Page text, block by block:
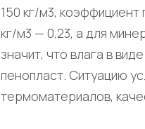
150 кг/м3,
кг/м3 — 0,23, а для
значит, что влага в
пенопласт. Ситуацию
термоматериалов,